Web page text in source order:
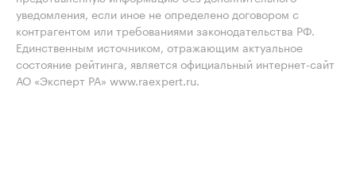
уведомления, если иное не определено договором с
контрагентом или требованиями законодательства РФ.
Единственным источником, отражающим актуальное
состояние рейтинга, является официальный интернет-сайт
АО «Эксперт РА» www.raexpert.ru.